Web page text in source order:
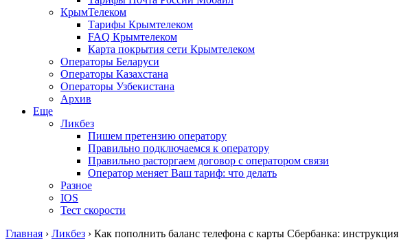
КрымТелеком
Тарифы Крымтелеком
FAQ Крымтелеком
Карта покрытия сети Крымтелеком
Операторы Беларуси
Операторы Казахстана
Операторы Узбекистана
Архив
Еще
Ликбез
Пишем претензию оператору
Правильно подключаемся к оператору
Правильно расторгаем договор с оператором связи
Оператор меняет Ваш тариф: что делать
Разное
IOS
Тест скорости
Главная › Ликбез › Как пополнить баланс телефона с карты Сбербанка: инструкция